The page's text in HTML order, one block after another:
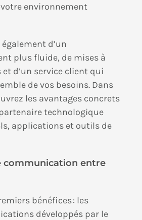
environnement
d’un
plus fluide, de mises à
d’un service client qui
de vos besoins. Dans
les avantages concrets
technologique
applications et outils de
communication entre
bénéfices : les
développés par le